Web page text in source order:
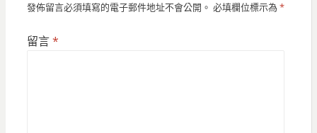
發佈留言必須填寫的電子郵件地址不會公開。 必填欄位標示為 *
留言*